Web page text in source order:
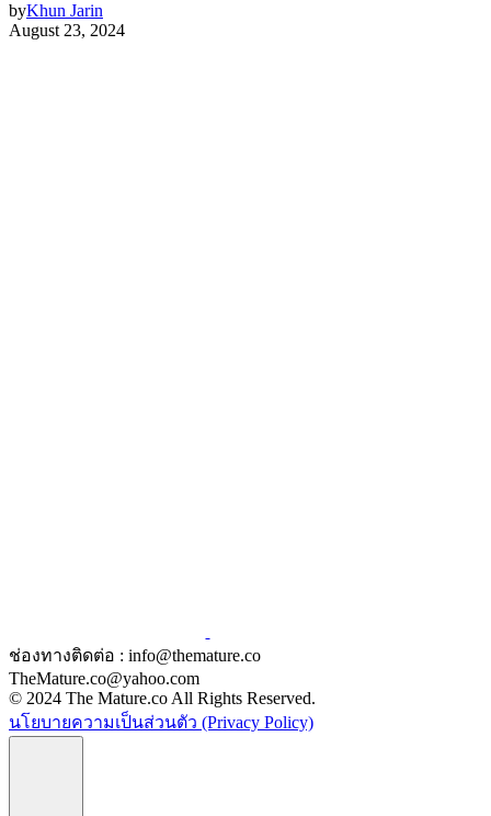
byKhun Jarin
August 23, 2024
ช่องทางติดต่อ : info@themature.co
TheMature.co@yahoo.com
© 2024 The Mature.co All Rights Reserved.
นโยบายความเป็นส่วนตัว (Privacy Policy)